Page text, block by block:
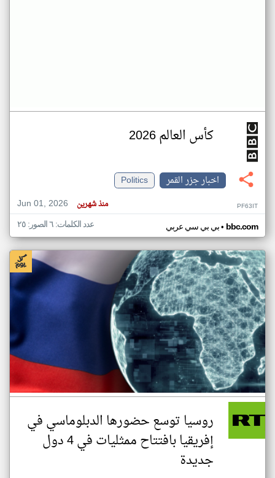
كأس العالم 2026
اخبار جزر القمر
Politics
Jun 01, 2026
منذ شهرين PF63IT
بي بي سي عربي• bbc.com عدد الكلمات: ٦ الصور: ٢٥
روسيا توسع حضورها الدبلوماسي في
إفريقيا بافتتاح ممثليات في 4 دول
جديدة